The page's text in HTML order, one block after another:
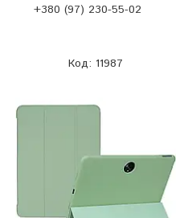
+380 (97) 230-55-02
11987